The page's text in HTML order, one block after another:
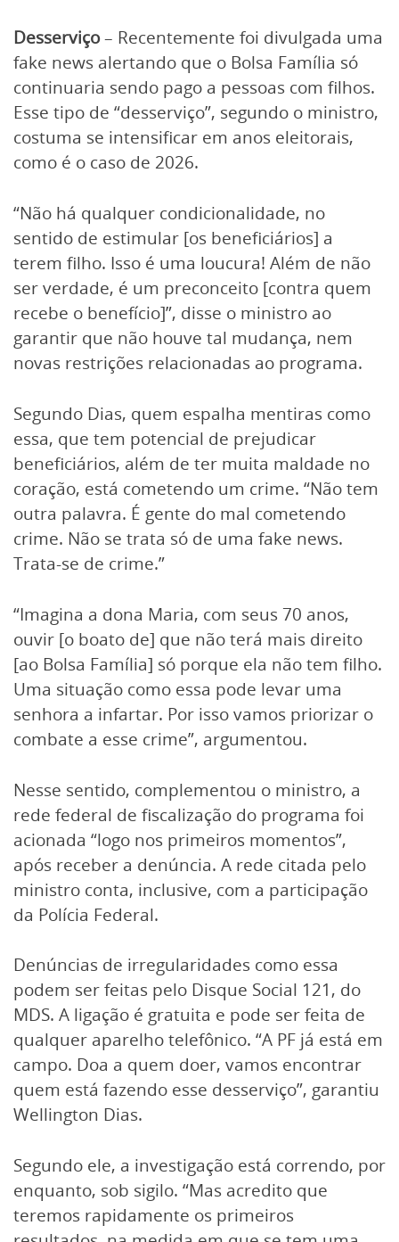
Desserviço– Recentemente foi divulgada uma
fake news alertando que o Bolsa Família só
continuaria sendo pago a pessoas com filhos.
Esse tipo de “desserviço”, segundo o ministro,
costuma se intensificar em anos eleitorais,
como é o caso de 2026.
“Não há qualquer condicionalidade, no
sentido de estimular [os beneficiários] a
terem filho. Isso é uma loucura! Além de não
ser verdade, é um preconceito [contra quem
recebe o benefício]”, disse o ministro ao
garantir que não houve tal mudança, nem
novas restrições relacionadas ao programa.
Segundo Dias, quem espalha mentiras como
essa, que tem potencial de prejudicar
beneficiários, além de ter muita maldade no
coração, está cometendo um crime. “Não tem
outra palavra. É gente do mal cometendo
crime. Não se trata só de uma fake news.
Trata-se de crime.”
“Imagina a dona Maria, com seus 70 anos,
ouvir [o boato de] que não terá mais direito
[ao Bolsa Família] só porque ela não tem filho.
Uma situação como essa pode levar uma
senhora a infartar. Por isso vamos priorizar o
combate a esse crime”, argumentou.
Nesse sentido, complementou o ministro, a
rede federal de fiscalização do programa foi
acionada “logo nos primeiros momentos”,
após receber a denúncia. A rede citada pelo
ministro conta, inclusive, com a participação
da Polícia Federal.
Denúncias de irregularidades como essa
podem ser feitas pelo Disque Social 121, do
MDS. A ligação é gratuita e pode ser feita de
qualquer aparelho telefônico. “A PF já está em
campo. Doa a quem doer, vamos encontrar
quem está fazendo esse desserviço”, garantiu
Wellington Dias.
Segundo ele, a investigação está correndo, por
enquanto, sob sigilo. “Mas acredito que
teremos rapidamente os primeiros